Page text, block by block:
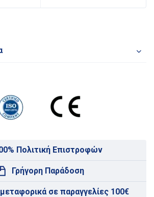
Πολιτική Επιστροφών
Γρήγορη Παράδοση
σε παραγγελίες 100€